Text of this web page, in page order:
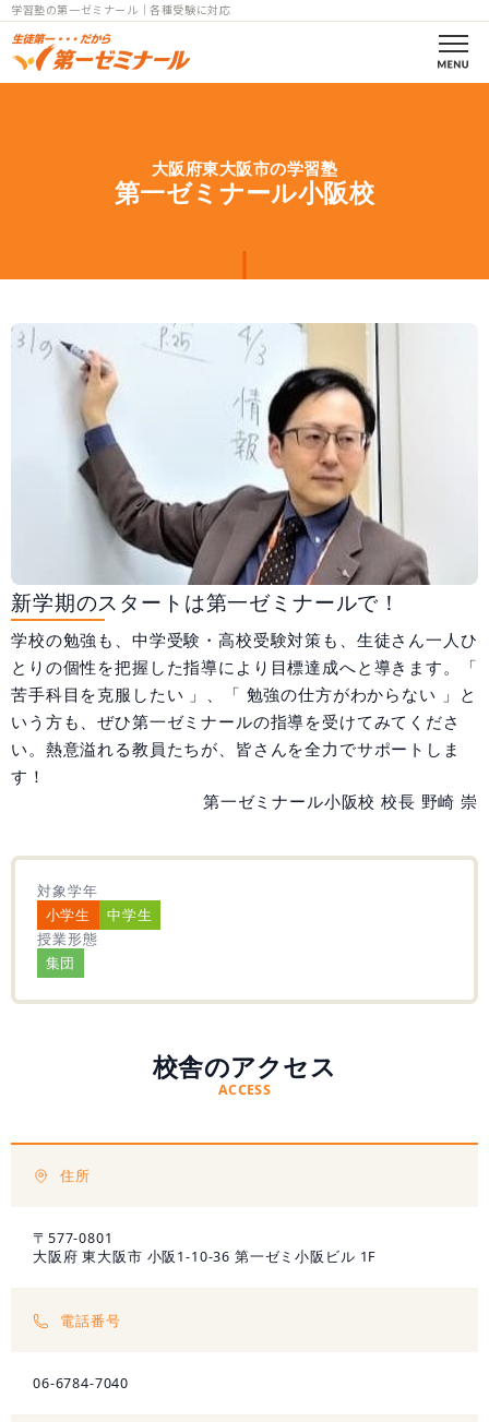
学習塾の第一ゼミナール｜各種受験に対応
高校部一覧
小中高
教室一覧
兵庫県 和歌山県 広島県
受験情報
初めての塾選び
よくあるご質問
0120-4119-01
大阪府東大阪市の学習塾
第一ゼミナール小阪校
新学期のスタートは第一ゼミナールで！
学校の勉強も、中学受験・高校受験対策も、生徒さん一人ひ
とりの個性を把握した指導により目標達成へと導きます。「
苦手科目を克服したい 」、「 勉強の仕方がわからない 」と
いう方も、ぜひ第一ゼミナールの指導を受けてみてくださ
い。熱意溢れる教員たちが、皆さんを全力でサポートしま
す！
第一ゼミナール小阪校 校長 野崎 崇
対象学年
小学生
中学生
授業形態
集団
校舎のアクセス
ACCESS
住所
〒577-0801
大阪府 東大阪市 小阪1-10-36 第一ゼミ小阪ビル 1F
電話番号
06-6784-7040